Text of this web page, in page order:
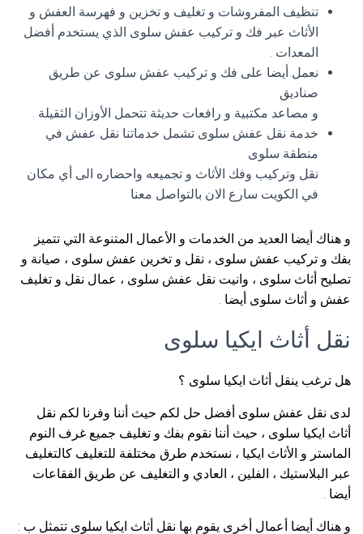
تنظيف المفروشات و تغليف و تخزين و فهرسة العفش و
الأثاث عبر فك و تركيب عفش سلوى الذي يستخدم أفضل
المعدات .
نعمل أيضا على فك و تركيب عفش سلوى عن طريق
صناديق
و مصاعد مكتبية و رافعات حديثة تتحمل الأوزان الثقيلة .
خدمة نقل عفش سلوى تشمل خدماتنا نقل عفش في
منطقة سلوى
نقل وتركيب وفك الأثاث و تجميعه واحضاره الى أي مكان
في الكويت سارع الان بالتواصل معنا
و هناك أيضا العديد من الخدمات و الأعمال المتنوعة التي تتميز
بفك و تركيب عفش سلوى ، نقل و تخرين عفش سلوى ، صيانة و
تصليح أثاث سلوى ، وانيت نقل عفش سلوى ، عمال نقل و تغليف
عفش و أثاث سلوى أيضا .
نقل أثاث ايكيا سلوى
هل ترغب ينقل أثاث ايكيا سلوى ؟
لدى نقل عفش سلوى أفضل حل لكم حيث أننا وفرنا لكم نقل
أثاث ايكيا سلوى ، حيث أننا نقوم بفك و تغليف جميع غرف النوم
الماستر و الأثاث ايكيا ، نستخدم طرق مختلفة للتغليف كالتغليف
عبر البلاستيك ، الفلين ، العادي و التغليف عن طريق الفقاعات
أيضا .
و هناك أيضا أعمال أخرى يقوم بها نقل أثاث ايكيا سلوى تتمثل ب :